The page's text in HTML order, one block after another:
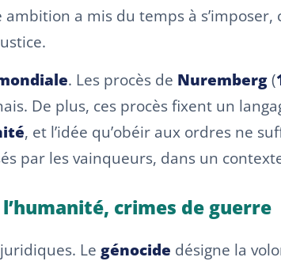
a mis du temps à s’imposer,
. Les procès de Nuremberg (
De plus, ces procès fixent un
, et l’idée qu’obéir aux ordres ne
par les vainqueurs, dans un
crimes de guerre
Le génocide désigne la